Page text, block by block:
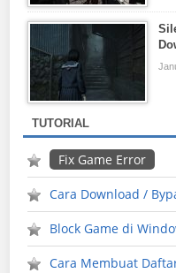
TUTORIAL
Fix Game Error
Cara Download /
Block Game di
Cara Membuat